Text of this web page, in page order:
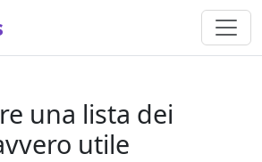
una lista dei
utile